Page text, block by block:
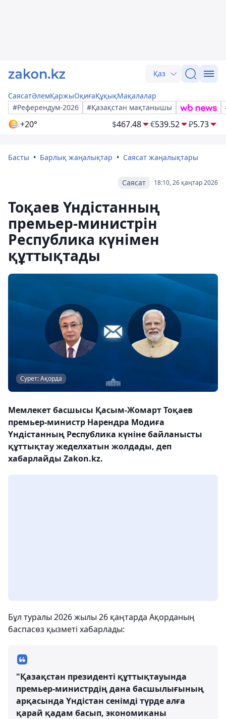
Қаз
СаясатӘлемҚаржыОқиғаҚұқықМақалалар
#Референдум-2026
#Қазақстан мақтанышы
+20° $467.48 €539.52 ₽5.73
Басты Барлық жаңалықтар Саясат жаңалықтары
18:10, 26 қаңтар 2026
Саясат
Тоқаев Үндістанның
премьер-министрін
Республика күнімен
құттықтады
Сурет: Ақорда
Мемлекет басшысы Қасым-Жомарт Тоқаев
премьер-министр Нарендра Модиға
Үндістанның Республика күніне байланысты
құттықтау жеделхатын жолдады, деп
хабарлайды Zakon.kz.
Бұл туралы 2026 жылы 26 қаңтарда Ақорданың
баспасөз қызметі хабарлады:
"Қазақстан президенті құттықтауында
премьер-министрдің дана басшылығының
арқасында Үндістан сенімді түрде алға
қарай қадам басып, экономиканы